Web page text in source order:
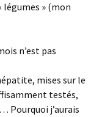
légumes » (mon
n’est pas
mises sur le
testés,
Pourquoi j’aurais